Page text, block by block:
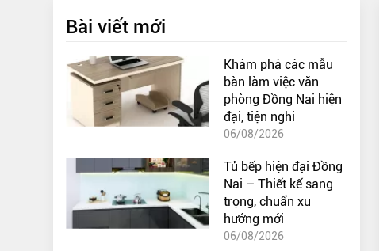
Bài viết mới
Khám phá các mẫu
bàn làm việc văn
phòng Đồng Nai hiện
đại, tiện nghi
06/08/2026
Tủ bếp hiện đại Đồng
Nai – Thiết kế sang
trọng, chuẩn xu
hướng mới
06/08/2026